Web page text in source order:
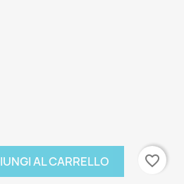
AL CARRELLO favorite_border